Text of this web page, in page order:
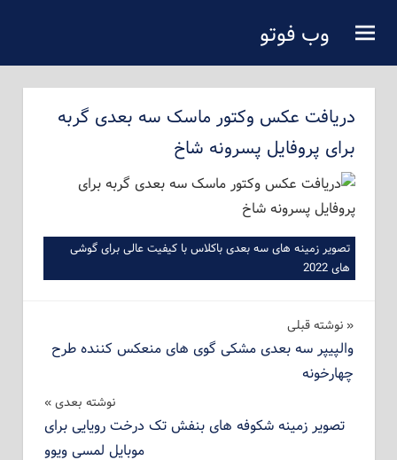
محتوای
اصلی
وب فوتو
دریافت عکس وکتور ماسک سه بعدی گربه
برای پروفایل پسرونه شاخ
تصویر زمینه های سه بعدی باکلاس با کیفیت عالی برای گوشی
های 2022
راهبری
نوشته
نوشته‌ قبلی
والپیپر سه بعدی مشکی گوی های منعکس کننده طرح
چهارخونه
نوشته بعدی
تصویر زمینه شکوفه های بنفش تک درخت رویایی برای
موبایل لمسی ویوو